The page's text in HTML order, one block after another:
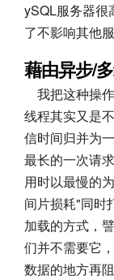
ySQL服务器很
了不影响其他
藉由异步/
我把这种操
线程其实又是
信时间归并为
最长的一次请
用时以最慢的
间片损耗"同时
加载的方式，
们并不需要它
数据的地方再